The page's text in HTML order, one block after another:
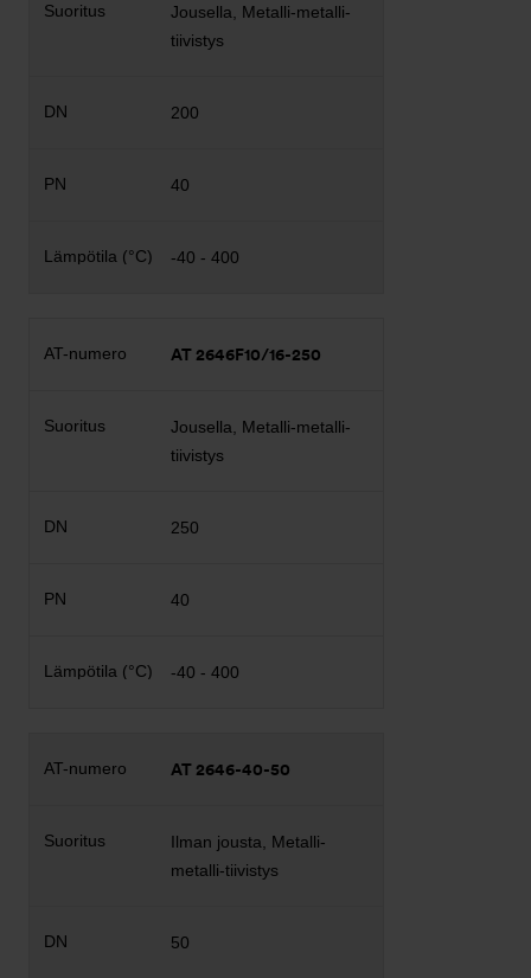
Jousella, Metalli-metalli-
tiivistys
200
40
-40 - 400
AT 2646F10/16-250
Jousella, Metalli-metalli-
tiivistys
250
40
-40 - 400
AT 2646-40-50
Ilman jousta, Metalli-
metalli-tiivistys
50